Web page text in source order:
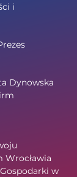
i
Dynowska
Wrocławia
w